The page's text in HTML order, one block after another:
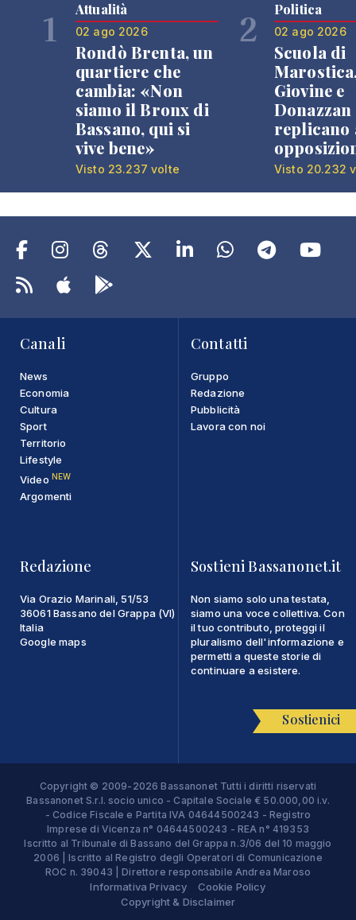
1 Attualità
02 ago 2026
Rondò Brenta, un
quartiere che
cambia: «Non
siamo il Bronx di
Bassano, qui si
vive bene»
Visto 23.237 volte
2 Politica
02 ago 2026
Scuola di
Giovine e
Donazzan
replicano
Visto 20.232
Canali
News
Economia
Cultura
Sport
Territorio
Lifestyle
Video NEW
Argomenti
Contatti
Gruppo
Redazione
Pubblicità
Lavora con noi
Redazione
Via Orazio Marinali, 51/53
36061 Bassano del Grappa (VI)
Italia
Google maps
Sostieni Bassanonet.it
Non siamo solo una testata,
siamo una voce collettiva. Con
il tuo contributo, proteggi il
pluralismo dell'informazione e
permetti a queste storie di
continuare a esistere.
Sostienici
Copyright © 2009-2026 Bassanonet Tutti i diritti riservati
Bassanonet S.r.l. socio unico - Capitale Sociale € 50.000,00 i.v.
- Codice Fiscale e Partita IVA 04644500243 - Registro
Imprese di Vicenza n° 04644500243 - REA n° 419353
Iscritto al Tribunale di Bassano del Grappa n.3/06 del 10 maggio
2006 | Iscritto al Registro degli Operatori di Comunicazione
ROC n. 39043 | Direttore responsabile Andrea Maroso
Informativa Privacy
Cookie Policy
Copyright & Disclaimer